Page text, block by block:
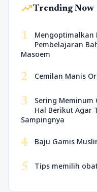
trending_upTrending Now
1
Mengoptimalkan
Pembelajaran
Masoem
2 Cemilan Manis
3
Sering Meminum
Hal Berikut Agar
Sampingnya
4 Baju Gamis
5 Tips memilih